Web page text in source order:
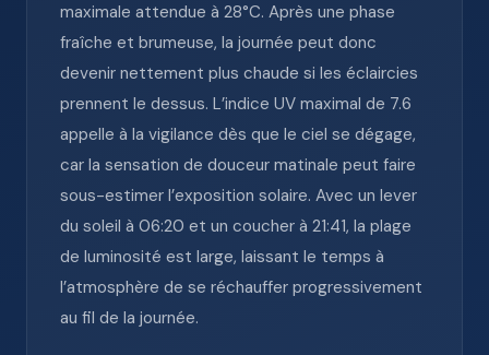
maximale attendue à 28°C. Après une phase
fraîche et brumeuse, la journée peut donc
devenir nettement plus chaude si les éclaircies
prennent le dessus. L’indice UV maximal de 7.6
appelle à la vigilance dès que le ciel se dégage,
car la sensation de douceur matinale peut faire
sous-estimer l’exposition solaire. Avec un lever
du soleil à 06:20 et un coucher à 21:41, la plage
de luminosité est large, laissant le temps à
l’atmosphère de se réchauffer progressivement
au fil de la journée.